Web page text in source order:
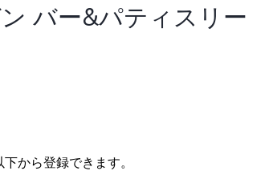
バー&パティスリー
から登録できます。